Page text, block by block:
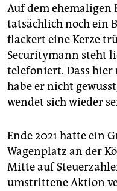
epaper login
Auf dem ehemaligen
tatsächlich noch ein
flackert eine Kerze
Securitymann steht
telefoniert. Dass hier
habe er nicht
wendet sich wieder
Ende 2021 hatte ein
Wagenplatz an der
Mitte auf
umstrittene Aktion